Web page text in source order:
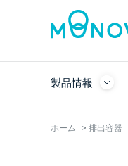
製品情報
ホーム > 排出容器